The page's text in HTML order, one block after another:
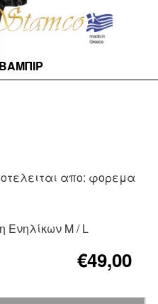
απο: φορεμα
Ενηλίκων M / L
€49,00